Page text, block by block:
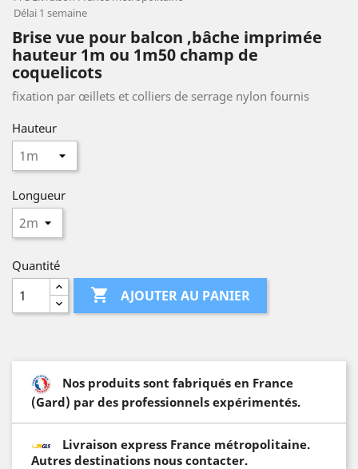
Délai 1 semaine
Brise vue pour balcon ,bâche imprimée
hauteur 1m ou 1m50 champ de
coquelicots
fixation par œillets et colliers de serrage nylon fournis
Hauteur
Longueur
Quantité
 AJOUTER AU PANIER
Nos produits sont fabriqués en France
(Gard) par des professionnels expérimentés.
Livraison express France métropolitaine.
Autres destinations nous contacter.